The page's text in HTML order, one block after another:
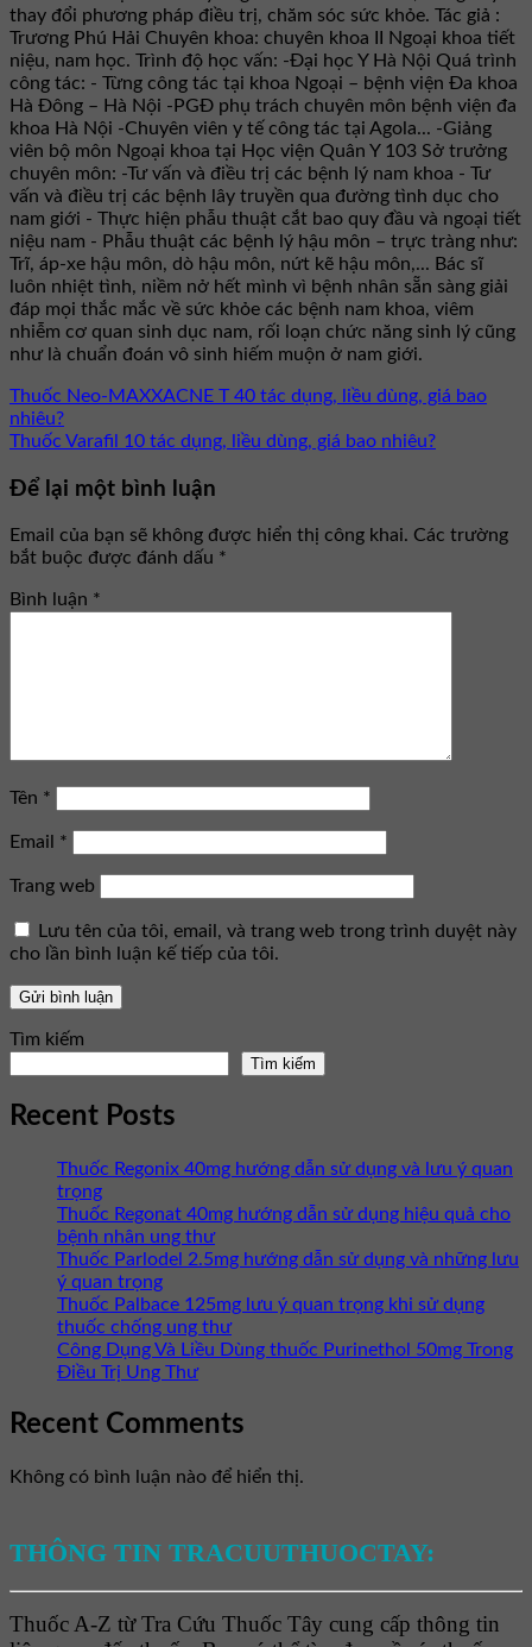
thay đổi phương pháp điều trị, chăm sóc sức khỏe. Tác giả :
Trương Phú Hải Chuyên khoa: chuyên khoa II Ngoại khoa tiết
niệu, nam học. Trình độ học vấn: -Đại học Y Hà Nội Quá trình
công tác: - Từng công tác tại khoa Ngoại – bệnh viện Đa khoa
Hà Đông – Hà Nội -PGĐ phụ trách chuyên môn bệnh viện đa
khoa Hà Nội -Chuyên viên y tế công tác tại Agola... -Giảng
viên bộ môn Ngoại khoa tại Học viện Quân Y 103 Sở trưởng
chuyên môn: -Tư vấn và điều trị các bệnh lý nam khoa - Tư
vấn và điều trị các bệnh lây truyền qua đường tình dục cho
nam giới - Thực hiện phẫu thuật cắt bao quy đầu và ngoại tiết
niệu nam - Phẫu thuật các bệnh lý hậu môn – trực tràng như:
Trĩ, áp-xe hậu môn, dò hậu môn, nứt kẽ hậu môn,... Bác sĩ
luôn nhiệt tình, niềm nở hết mình vì bệnh nhân sẵn sàng giải
đáp mọi thắc mắc về sức khỏe các bệnh nam khoa, viêm
nhiễm cơ quan sinh dục nam, rối loạn chức năng sinh lý cũng
như là chuẩn đoán vô sinh hiếm muộn ở nam giới.
Thuốc Neo-MAXXACNE T 40 tác dụng, liều dùng, giá bao
nhiêu?
Thuốc Varafil 10 tác dụng, liều dùng, giá bao nhiêu?
Để lại một bình luận
Email của bạn sẽ không được hiển thị công khai. Các trường
bắt buộc được đánh dấu *
Bình luận *
Tên *
Email *
Trang web
Lưu tên của tôi, email, và trang web trong trình duyệt này
cho lần bình luận kế tiếp của tôi.
Tìm kiếm
Tìm kiếm
Recent Posts
Thuốc Regonix 40mg hướng dẫn sử dụng và lưu ý quan
trọng
Thuốc Regonat 40mg hướng dẫn sử dụng hiệu quả cho
bệnh nhân ung thư
Thuốc Parlodel 2.5mg hướng dẫn sử dụng và những lưu
ý quan trọng
Thuốc Palbace 125mg lưu ý quan trọng khi sử dụng
thuốc chống ung thư
Công Dụng Và Liều Dùng thuốc Purinethol 50mg Trong
Điều Trị Ung Thư
Recent Comments
Không có bình luận nào để hiển thị.
THÔNG TIN TRACUUTHUOCTAY:
Thuốc A-Z từ Tra Cứu Thuốc Tây cung cấp thông tin